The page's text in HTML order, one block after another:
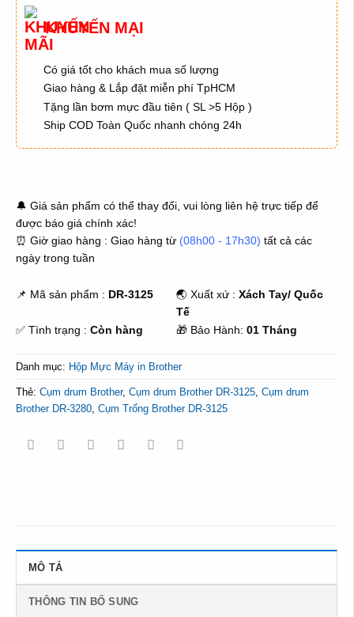
KHUYẾN MẠI
Có giá tốt cho khách mua số lượng
Giao hàng & Lắp đặt miễn phí TpHCM
Tặng lần bơm mực đầu tiên ( SL >5 Hộp )
Ship COD Toàn Quốc nhanh chóng 24h
🔔 Giá sản phẩm có thể thay đổi, vui lòng liên hệ trực tiếp để
được báo giá chính xác!
⏰ Giờ giao hàng : Giao hàng từ (08h00 - 17h30) tất cả các
ngày trong tuần
📌 Mã sản phẩm : DR-3125 🌏 Xuất xứ : Xách Tay/ Quốc
Tế
✅ Tình trạng : Còn hàng 🎁 Bảo Hành: 01 Tháng
Danh mục: Hộp Mực Máy in Brother
Thẻ: Cụm drum Brother, Cụm drum Brother DR-3125 Cụm drum
Brother DR-3280 Cụm Trống Brother DR-3125
MÔ TẢ
THÔNG TIN BỔ SUNG